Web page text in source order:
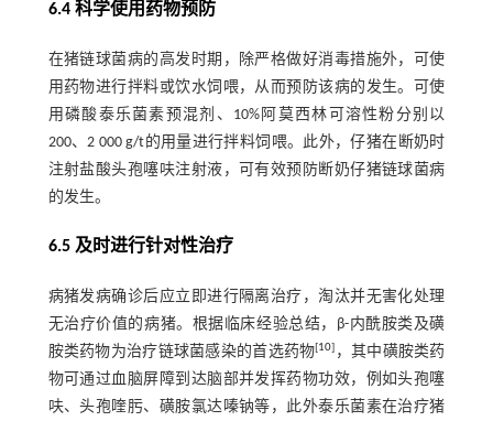
6.4 科学使用药物预防
在猪链球菌病的高发时期，除严格做好消毒措施外，可使
用药物进行拌料或饮水饲喂，从而预防该病的发生。可使
用磷酸泰乐菌素预混剂、10%阿莫西林可溶性粉分别以
200、2 000 g/t的用量进行拌料饲喂。此外，仔猪在断奶时
注射盐酸头孢噻呋注射液，可有效预防断奶仔猪链球菌病
的发生。
6.5 及时进行针对性治疗
病猪发病确诊后应立即进行隔离治疗，淘汰并无害化处理
无治疗价值的病猪。根据临床经验总结，β-内酰胺类及磺
胺类药物为治疗链球菌感染的首选药物[10] ，其中磺胺类药
物可通过血脑屏障到达脑部并发挥药物功效，例如头孢噻
呋、头孢喹肟、磺胺氯达嗪钠等，此外泰乐菌素在治疗猪